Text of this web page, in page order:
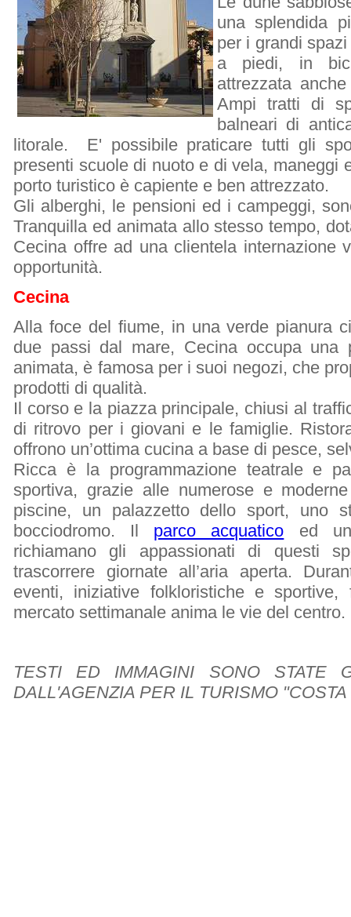
una splendida
per i grandi
a piedi, in
attrezzata
Ampi tratti di
balneari di
litorale. E' possibile praticare tutti gli
presenti scuole di nuoto e di vela,
porto turistico è capiente e ben attrezzato.
Gli alberghi, le pensioni ed i campeggi,
Tranquilla ed animata allo stesso tempo,
Cecina offre ad una clientela internazione
opportunità.
Cecina
Alla foce del fiume, in una verde pianura
due passi dal mare, Cecina occupa una
animata, è famosa per i suoi negozi, che
prodotti di qualità.
Il corso e la piazza principale, chiusi al
di ritrovo per i giovani e le famiglie.
offrono un’ottima cucina a base di pesce,
Ricca è la programmazione teatrale e
sportiva, grazie alle numerose e
piscine, un palazzetto dello sport, uno
bocciodromo. Il parco acquatico ed un
richiamano gli appassionati di questi
trascorrere giornate all’aria aperta.
eventi, iniziative folkloristiche e
mercato settimanale anima le vie del centro.
TESTI ED IMMAGINI SONO STATE
DALL'AGENZIA PER IL TURISMO